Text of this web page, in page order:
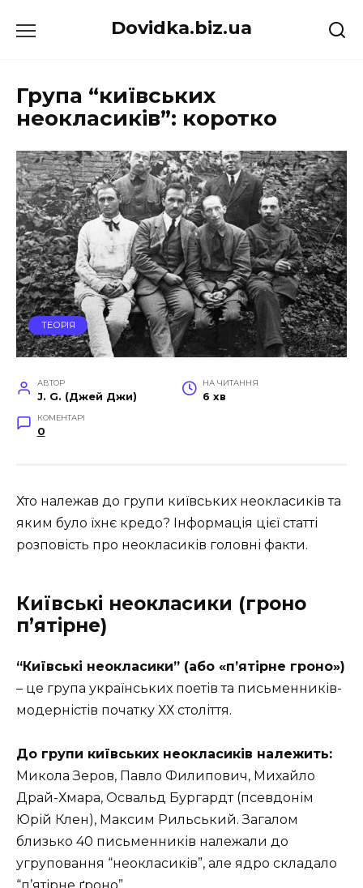
до
Dovidka.biz.ua
Група “київських
неокласиків”: коротко
ТЕОРІЯ
АВТОР
J. G. (Джей Джи)
НА ЧИТАННЯ
6 хв
КОМЕНТАРІ
0
Хто належав до групи київських неокласиків та
яким було їхнє кредо? Інформація цієї статті
розповість про неокласиків головні факти.
Київські неокласики (гроно
п’ятірне)
“Київські неокласики” (або «п’ятірне гроно»)
– це група українських поетів та письменників-
модерністів початку ХХ століття.
До групи київських неокласиків належить:
Микола Зеров, Павло Филипович, Михайло
Драй-Хмара, Освальд Бургардт (псевдонім
Юрій Клен), Максим Рильський. Загалом
близько 40 письменників належали до
угруповання “неокласиків”, але ядро складало